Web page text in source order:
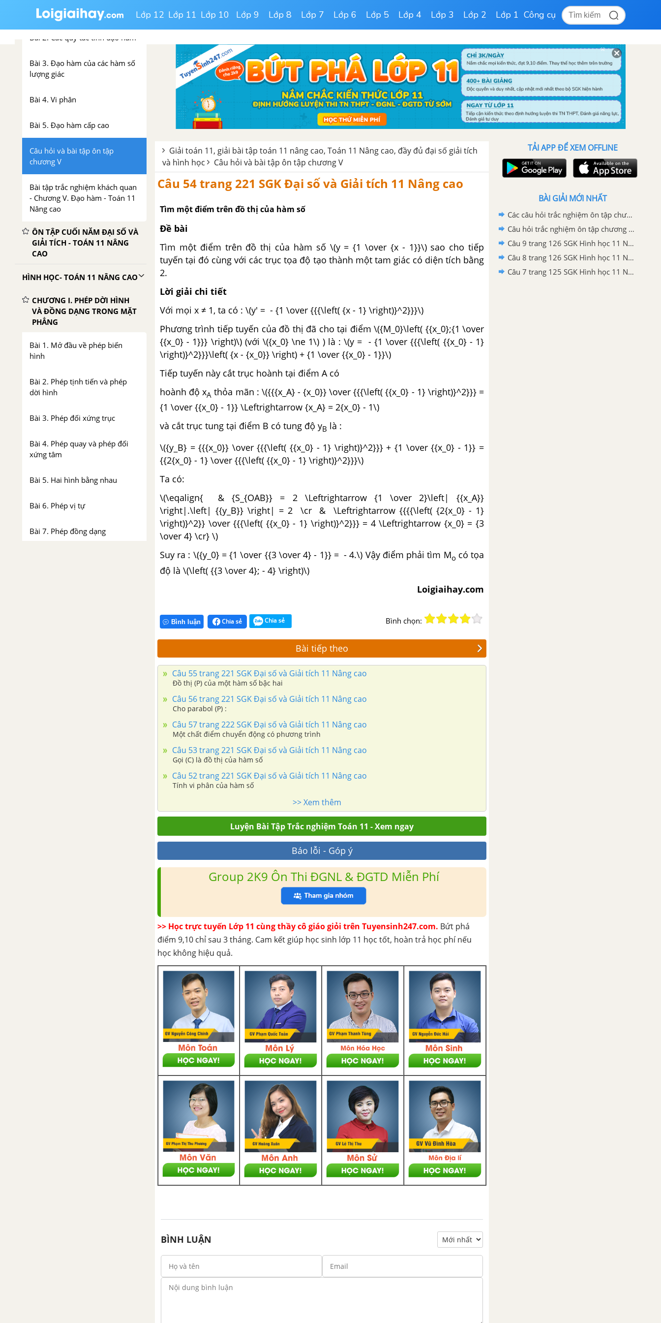
Lớp 12 Lớp 11 Lớp 10 Lớp 9 Lớp 8 Lớp 7 Lớp 6 Lớp 5 Lớp 4 Lớp 3 Lớp 2 Lớp 1 Công cụ
Bài 1. Khái niệm đạo hàm
Bài 2. Các quy tắc tính đạo hàm
Bài 3. Đạo hàm của các hàm số
lượng giác
Bài 4. Vi phân
Bài 5. Đạo hàm cấp cao
Câu hỏi và bài tập ôn tập
chương V
Bài tập trắc nghiệm khách quan
- Chương V. Đạo hàm - Toán 11
Nâng cao
ÔN TẬP CUỐI NĂM ĐẠI SỐ VÀ
GIẢI TÍCH - TOÁN 11 NÂNG
CAO
HÌNH HỌC- TOÁN 11 NÂNG CAO
CHƯƠNG I. PHÉP DỜI HÌNH
VÀ ĐỒNG DẠNG TRONG MẶT
PHẲNG
Bài 1. Mở đầu về phép biến
hình
Bài 2. Phép tịnh tiến và phép
dời hình
Bài 3. Phép đối xứng trục
Bài 4. Phép quay và phép đối
xứng tâm
Bài 5. Hai hình bằng nhau
Bài 6. Phép vị tự
Bài 7. Phép đồng dạng
Giải toán 11, giải bài tập toán 11 nâng cao, Toán 11 Nâng cao, đầy đủ đại số giải tích
và hình học
Câu hỏi và bài tập ôn tập chương V
Câu 54 trang 221 SGK Đại số và Giải tích 11 Nâng cao
Tìm một điểm trên đồ thị của hàm số
Đề bài
Tìm một điểm trên đồ thị của hàm số \(y = {1 \over {x - 1}}\) sao cho tiếp
tuyến tại đó cùng với các trục tọa độ tạo thành một tam giác có diện tích bằng
2.
Lời giải chi tiết
Với mọi x ≠ 1, ta có : \(y' = - {1 \over {{{\left( {x - 1} \right)}^2}}}\)
Phương trình tiếp tuyến của đồ thị đã cho tại điểm \({M_0}\left( {{x_0};{1 \over
{{x_0} - 1}}} \right)\) (với \({x_0} \ne 1\) ) là : \(y = - {1 \over {{{\left( {{x_0} - 1}
\right)}^2}}}\left( {x - {x_0}} \right) + {1 \over {{x_0} - 1}}\)
Tiếp tuyến này cắt trục hoành tại điểm A có
hoành độ xA thỏa mãn : \({{{x_A} - {x_0}} \over {{{\left( {{x_0} - 1} \right)}^2}}} =
{1 \over {{x_0} - 1}} \Leftrightarrow {x_A} = 2{x_0} - 1\)
và cắt trục tung tại điểm B có tung độ yB là :
\({y_B} = {{{x_0}} \over {{{\left( {{x_0} - 1} \right)}^2}}} + {1 \over {{x_0} - 1}} =
{{2{x_0} - 1} \over {{{\left( {{x_0} - 1} \right)}^2}}}\)
Ta có:
\(\eqalign{ & {S_{OAB}} = 2 \Leftrightarrow {1 \over 2}\left| {{x_A}}
\right|.\left| {{y_B}} \right| = 2 \cr & \Leftrightarrow {{{{\left( {2{x_0} - 1}
\right)}^2}} \over {{{\left( {{x_0} - 1} \right)}^2}}} = 4 \Leftrightarrow {x_0} = {3
\over 4} \cr} \)
Suy ra : \({y_0} = {1 \over {{3 \over 4} - 1}} = - 4.\) Vậy điểm phải tìm Mo có tọa
độ là \(\left( {{3 \over 4}; - 4} \right)\)
Loigiaihay.com
Bình luận Chia sẻ Chia sẻ Bình chọn:
Bài tiếp theo
Câu 55 trang 221 SGK Đại số và Giải tích 11 Nâng cao
Đồ thị (P) của một hàm số bậc hai
Câu 56 trang 221 SGK Đại số và Giải tích 11 Nâng cao
Cho parabol (P) :
Câu 57 trang 222 SGK Đại số và Giải tích 11 Nâng cao
Một chất điểm chuyển động có phương trình
Câu 53 trang 221 SGK Đại số và Giải tích 11 Nâng cao
Gọi (C) là đồ thị của hàm số
Câu 52 trang 221 SGK Đại số và Giải tích 11 Nâng cao
Tính vi phân của hàm số
>> Xem thêm
Luyện Bài Tập Trắc nghiệm Toán 11 - Xem ngay
Báo lỗi - Góp ý
Group 2K9 Ôn Thi ĐGNL & ĐGTD Miễn Phí
>> Học trực tuyến Lớp 11 cùng thầy cô giáo giỏi trên Tuyensinh247.com. Bứt phá
điểm 9,10 chỉ sau 3 tháng. Cam kết giúp học sinh lớp 11 học tốt, hoàn trả học phí nếu
học không hiệu quả.
BÌNH LUẬN
TẢI APP ĐỂ XEM OFFLINE
BÀI GIẢI MỚI NHẤT
Các câu hỏi trắc nghiệm ôn tập chương III trang 122 SGK Hình học 11 Nâng cao
Câu hỏi trắc nghiệm ôn tập chương II trang 78 SGK Hình học 11 Nâng cao
Câu 9 trang 126 SGK Hình học 11 Nâng cao
Câu 8 trang 126 SGK Hình học 11 Nâng cao
Câu 7 trang 125 SGK Hình học 11 Nâng cao